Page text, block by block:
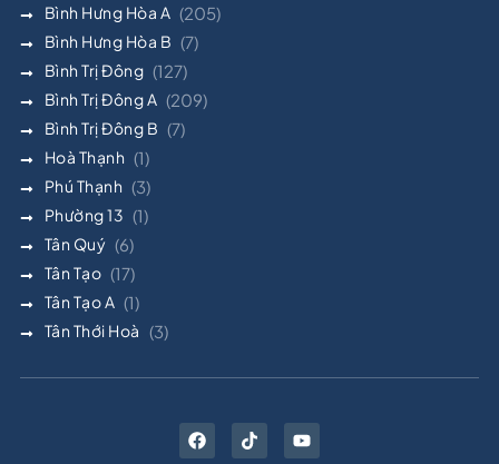
Bình Hưng Hòa A (205)
Bình Hưng Hòa B (7)
Bình Trị Đông (127)
Bình Trị Đông A (209)
Bình Trị Đông B (7)
Hoà Thạnh (1)
Phú Thạnh (3)
Phường 13 (1)
Tân Quý (6)
Tân Tạo (17)
Tân Tạo A (1)
Tân Thới Hoà (3)